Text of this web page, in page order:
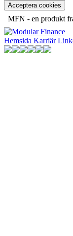
Acceptera cookies
MFN - en produkt
Hemsida Karriär